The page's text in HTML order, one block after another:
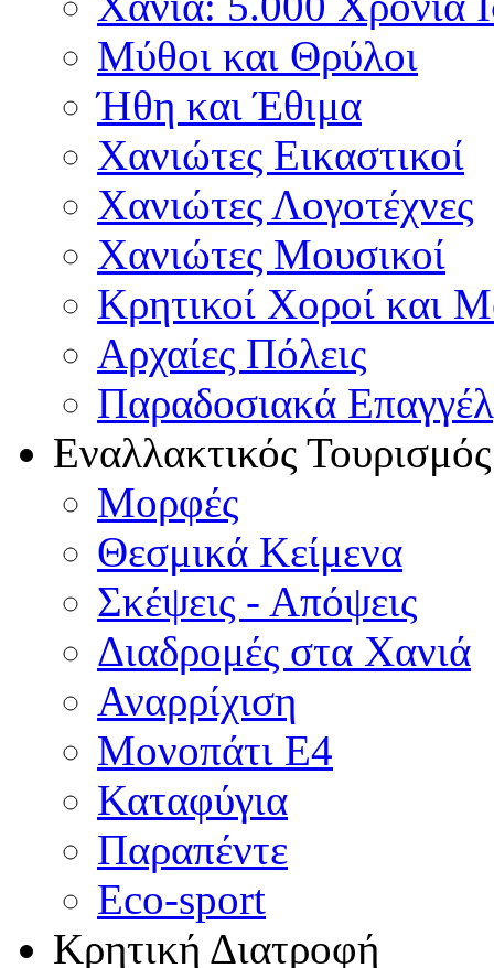
Μύθοι και Θρύλοι
Ήθη και Έθιμα
Χανιώτες Εικαστικοί
Χανιώτες Λογοτέχνες
Χανιώτες Μουσικοί
Κρητικοί Χοροί και
Αρχαίες Πόλεις
Παραδοσιακά
Εναλλακτικός Τουρισμός
Μορφές
Θεσμικά Κείμενα
Σκέψεις - Απόψεις
Διαδρομές στα Χανιά
Αναρρίχιση
Μονοπάτι Ε4
Καταφύγια
Παραπέντε
Eco-sport
Κρητική Διατροφή